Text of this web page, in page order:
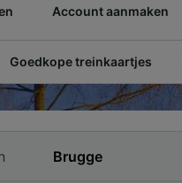
Account aanmaken
Goedkope treinkaartjes